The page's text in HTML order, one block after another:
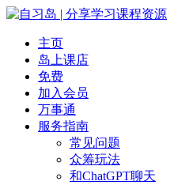
主页
岛上课店
免费
加入会员
万事通
服务指南
常见问题
众筹玩法
和ChatGPT聊天